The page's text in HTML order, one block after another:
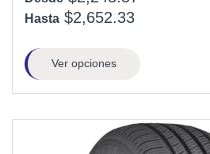
Hasta $2,652.33
Ver opciones